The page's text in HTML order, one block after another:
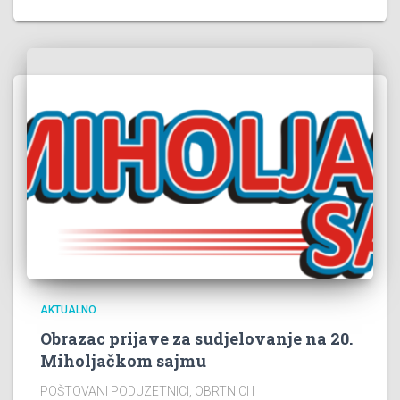
AKTUALNO
Obrazac prijave za sudjelovanje na 20.
Miholjačkom sajmu
POŠTOVANI PODUZETNICI, OBRTNICI I